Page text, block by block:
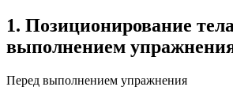
1. Позиционирование
выполнением
Перед выполнением упражнения